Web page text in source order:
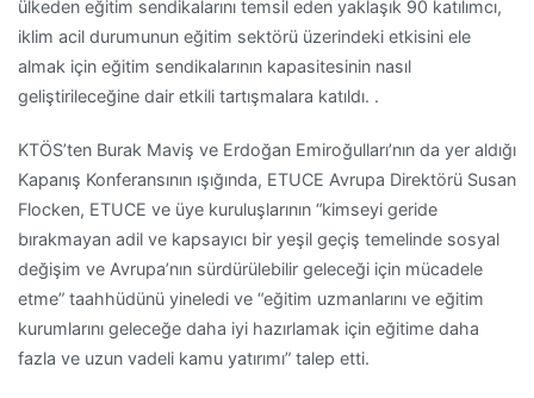
ülkeden eğitim sendikalarını temsil eden yaklaşık 90 katılımcı,
iklim acil durumunun eğitim sektörü üzerindeki etkisini ele
almak için eğitim sendikalarının kapasitesinin nasıl
geliştirileceğine dair etkili tartışmalara katıldı. .
KTÖS’ten Burak Maviş ve Erdoğan Emiroğulları’nın da yer aldığı
Kapanış Konferansının ışığında, ETUCE Avrupa Direktörü Susan
Flocken, ETUCE ve üye kuruluşlarının “kimseyi geride
bırakmayan adil ve kapsayıcı bir yeşil geçiş temelinde sosyal
değişim ve Avrupa’nın sürdürülebilir geleceği için mücadele
etme” taahhüdünü yineledi ve “eğitim uzmanlarını ve eğitim
kurumlarını geleceğe daha iyi hazırlamak için eğitime daha
fazla ve uzun vadeli kamu yatırımı” talep etti.